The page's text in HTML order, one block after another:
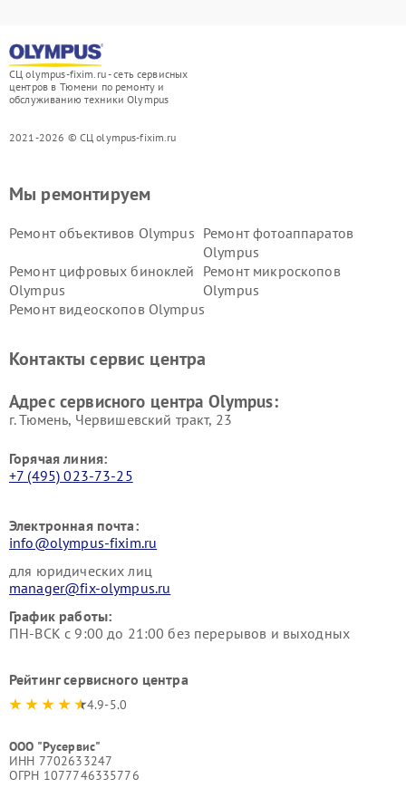
СЦ olympus-fixim.ru - сеть сервисных
центров в Тюмени по ремонту и
обслуживанию техники Olympus
2021-2026 © СЦ olympus-fixim.ru
Мы ремонтируем
Ремонт объективов Olympus Ремонт фотоаппаратов
Olympus
Ремонт цифровых биноклей
Olympus
Ремонт микроскопов
Olympus
Ремонт видеоскопов Olympus
Контакты сервис центра
Адрес сервисного центра Olympus:
г. Тюмень, ​Червишевский тракт, 23
Горячая линия:
+7 (495) 023-73-25
Электронная почта:
info@olympus-fixim.ru
для юридических лиц
manager@fix-olympus.ru
График работы:
ПН-ВСК с 9:00 до 21:00 без перерывов и выходных
Рейтинг сервисного центра
4.9-5.0
ООО "Русервис"
ИНН 7702633247
ОГРН 1077746335776